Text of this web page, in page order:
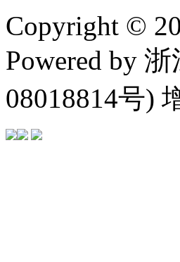
Copyright ©
Powered by
08018814号)